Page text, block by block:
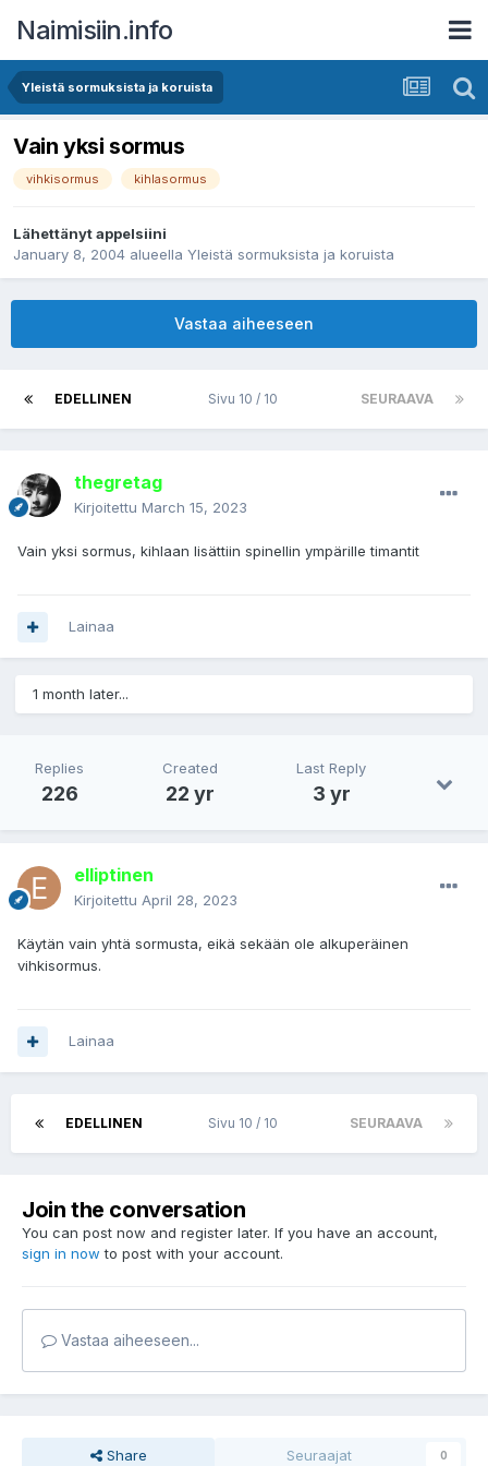
Naimisiin.info
Yleistä sormuksista ja koruista
Vain yksi sormus
vihkisormus kihlasormus
Lähettänytappelsiini
January 8, 2004 alueella Yleistä sormuksista ja koruista
Vastaa aiheeseen
EDELLINEN SEURAAVA
Sivu 10 / 10
thegretag
Kirjoitettu March 15, 2023
Vain yksi sormus, kihlaan lisättiin spinellin ympärille timantit
Lainaa
1 month later...
Replies
226
Created
22 yr
Last Reply
3 yr
elliptinen
Kirjoitettu April 28, 2023
Käytän vain yhtä sormusta, eikä sekään ole alkuperäinen
vihkisormus.
Lainaa
EDELLINEN SEURAAVA
Sivu 10 / 10
Join the conversation
You can post now and register later. If you have an account,
sign in now to post with your account.
Vastaa aiheeseen...
Share Seuraajat 0